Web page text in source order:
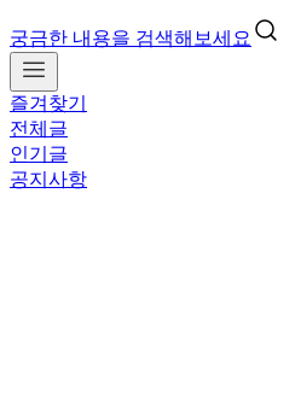
궁금한 내용을 검색해보세요
즐겨찾기
전체글
인기글
공지사항